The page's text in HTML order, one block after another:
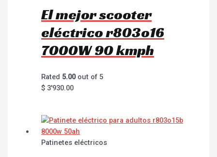
El mejor scooter
eléctrico r803o16
7000W 90 kmph
Rated 5.00out of 5
$ 3'930.00
Patinetes eléctricos